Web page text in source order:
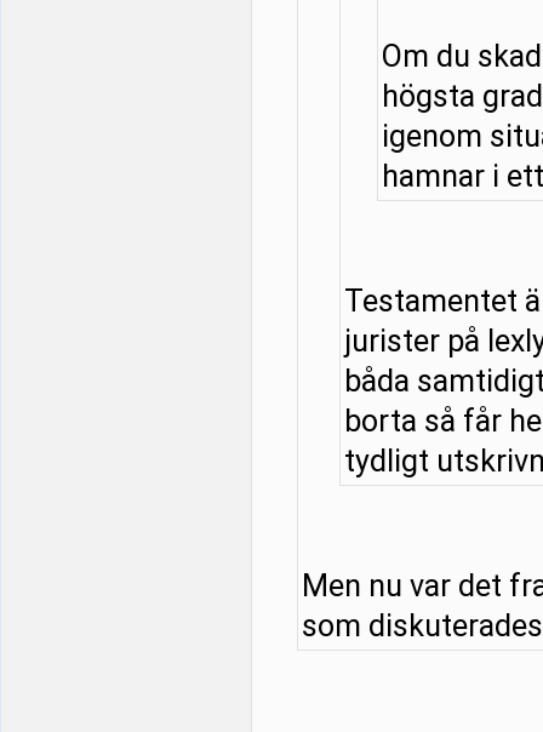
Om du
högsta
igenom
hamnar i
Testamentet
jurister på
båda
borta så får
tydligt
Men nu var det
som